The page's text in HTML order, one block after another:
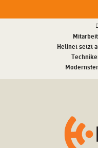
Helinet setzt